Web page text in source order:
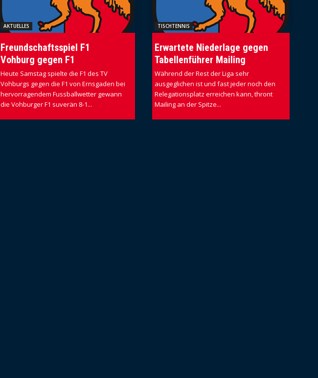
AKTUELLES
Freundschaftsspiel F1
Vohburg gegen F1
Heute Samstag spielte die F1 des TV
Vohburgs gegen die F1 von Ernsgaden bei
hervorragendem Fussballwetter gewann
die Vohburger F1 suverän 8-1...
TISCHTENNIS
Erwartete Niederlage gegen
Tabellenführer Mailing
Während der Rest der Liga sehr
ausgeglichen ist und fast jeder noch den
Relegationsplatz erreichen kann, thront
Mailing an der Spitze...